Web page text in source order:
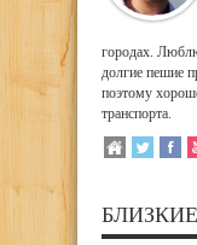
городах.
долгие пешие
поэтому
транспорта.